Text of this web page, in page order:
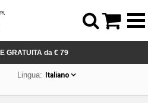
GRATUITA da € 79
Lingua: Italiano
 